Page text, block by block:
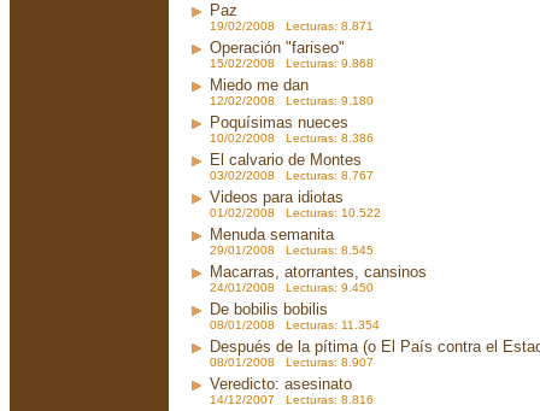
Paz
19/02/2008 Lecturas: 8.871
Operación "fariseo"
15/02/2008 Lecturas: 9.868
Miedo me dan
12/02/2008 Lecturas: 9.180
Poquísimas nueces
10/02/2008 Lecturas: 8.386
El calvario de Montes
03/02/2008 Lecturas: 8.767
Videos para idiotas
01/02/2008 Lecturas: 10.522
Menuda semanita
29/01/2008 Lecturas: 8.545
Macarras, atorrantes, cansinos
24/01/2008 Lecturas: 9.450
De bobilis bobilis
08/01/2008 Lecturas: 11.354
Después de la pítima (o El País contra el
08/01/2008 Lecturas: 8.907
Veredicto: asesinato
14/12/2007 Lecturas: 8.816